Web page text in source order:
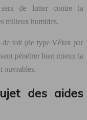
de lutter contre la
milieux humides.
de toit (de type Vélux par
pénétrer bien mieux la
ouvrables.
des aides